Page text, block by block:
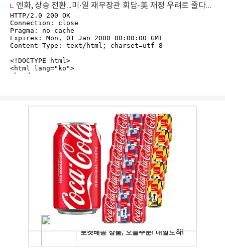
엔화, 상승 전환...미·일 재무장관 회담-美 재정 우려로 줄다리기